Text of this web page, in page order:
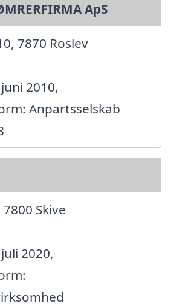
ApS
7870 Roslev
2010,
Anpartsselskab
Skive
2020,